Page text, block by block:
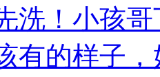
洗！小孩
有的样子